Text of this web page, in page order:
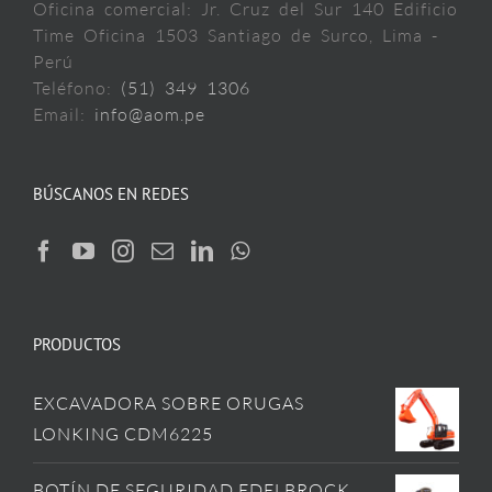
Oficina comercial: Jr. Cruz del Sur 140 Edificio
Time Oficina 1503 Santiago de Surco, Lima -
Perú
Teléfono: (51) 349 1306
Email: info@aom.pe
BÚSCANOS EN REDES
PRODUCTOS
EXCAVADORA SOBRE ORUGAS
LONKING CDM6225